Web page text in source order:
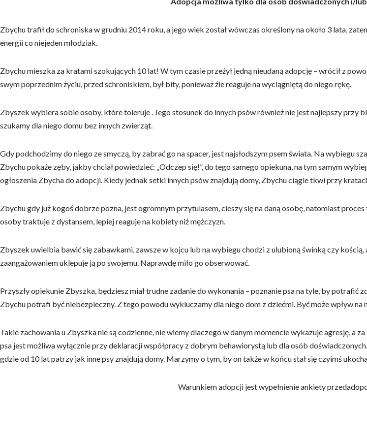
Zbychu trafił do schroniska w grudniu 2014 roku, a jego wiek został wówczas określony na około 3 lata,
energii co niejeden młodziak.
Zbychu mieszka za kratami szokujących 10 lat! W tym czasie przeżył jedną nieudaną adopcję – wrócił z
swym poprzednim życiu, przed schroniskiem, był bity, ponieważ źle reaguje na wyciągniętą do niego rękę.
Zbyszek wybiera sobie osoby, które toleruje . Jego stosunek do innych psów również nie jest najlepszy przy
szukamy dla niego domu bez innych zwierząt.
Gdy podchodzimy do niego ze smyczą, by zabrać go na spacer, jest najsłodszym psem świata. Na wybiegu
Zbychu pokaże zęby, jakby chciał powiedzieć: „Odczep się!”, do tego samego opiekuna, na tym samym
ogłoszenia Zbycha do adopcji. Kiedy jednak setki innych psów znajdują domy, Zbychu ciągle tkwi przy
Zbychu gdy już kogoś dobrze pozna, jest ogromnym przytulasem, cieszy się na daną osobę, natomiast
osoby traktuje z dystansem, lepiej reaguje na kobiety niż mężczyzn.
Zbyszek uwielbia bawić się zabawkami, zawsze w kojcu lub na wybiegu chodzi z ulubioną świnką czy kością,
zaangażowaniem uklepuje ją po swojemu. Naprawdę miło go obserwować.
Przyszły opiekunie Zbyszka, będziesz miał trudne zadanie do wykonania – poznanie psa na tyle, by
Zbychu potrafi być niebezpieczny. Z tego powodu wykluczamy dla niego dom z dziećmi. Być może wpływ
Takie zachowania u Zbyszka nie są codzienne, nie wiemy dlaczego w danym momencie wykazuje agresję, a
psa jest możliwa wyłącznie przy deklaracji współpracy z dobrym behawiorystą lub dla osób
gdzie od 10 lat patrzy jak inne psy znajdują domy. Marzymy o tym, by on także w końcu stał się czyimś
Warunkiem adopcji jest wypełnienie ankiety